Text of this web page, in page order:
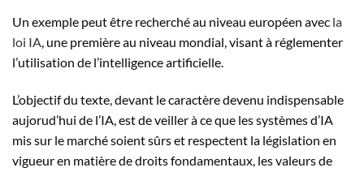
Un exemple peut être recherché au niveau européen avec la
loi IA, une première au niveau mondial, visant à réglementer
l’utilisation de l’intelligence artificielle.
L’objectif du texte, devant le caractère devenu indispensable
aujorud’hui de l’IA, est de veiller à ce que les systèmes d’IA
mis sur le marché soient sûrs et respectent la législation en
vigueur en matière de droits fondamentaux, les valeurs de